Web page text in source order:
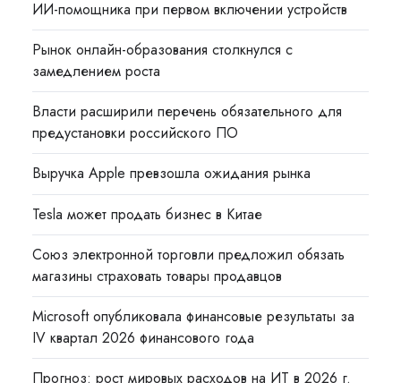
ИИ-помощника при первом включении устройств
Рынок онлайн-образования столкнулся с
замедлением роста
Власти расширили перечень обязательного для
предустановки российского ПО
Выручка Apple превзошла ожидания рынка
Tesla может продать бизнес в Китае
Союз электронной торговли предложил обязать
магазины страховать товары продавцов
Microsoft опубликовала финансовые результаты за
IV квартал 2026 финансового года
Прогноз: рост мировых расходов на ИТ в 2026 г.